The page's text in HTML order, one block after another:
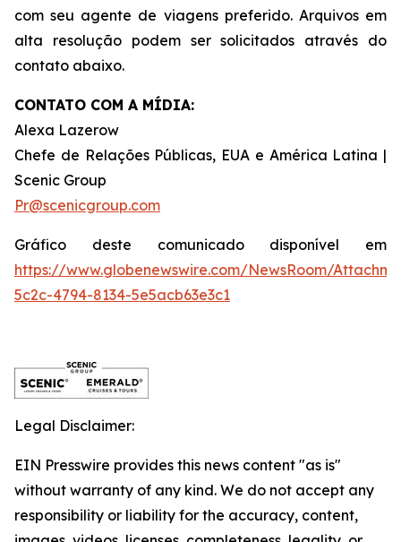
com seu agente de viagens preferido. Arquivos em
alta resolução podem ser solicitados através do
contato abaixo.
CONTATO COM A MÍDIA:
Alexa Lazerow
Chefe de Relações Públicas, EUA e América Latina |
Scenic Group
Pr@scenicgroup.com
Gráfico deste comunicado disponível em
https://www.globenewswire.com/NewsRoom/
5c2c-4794-8134-5e5acb63e3c1
Legal Disclaimer:
EIN Presswire provides this news content "as is"
without warranty of any kind. We do not accept any
responsibility or liability for the accuracy, content,